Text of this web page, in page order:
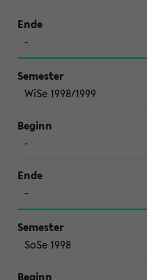
-
WiSe 1998/1999
-
-
SoSe 1998